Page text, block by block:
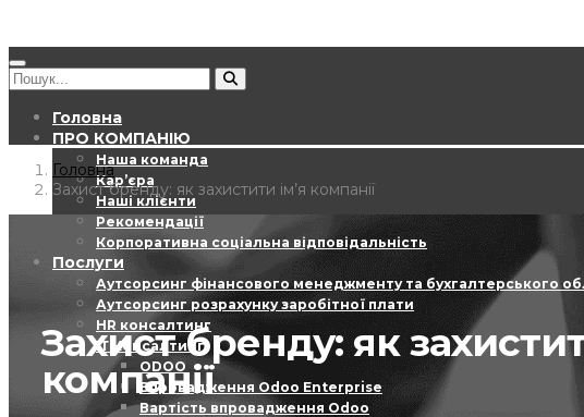
Головна
ПРО КОМПАНІЮ
Наша команда
Кар’єра
Наші клієнти
Рекомендації
Корпоративна соціальна відповідальність
Послуги
Аутсорсинг фінансового менеджменту та бухгалтерського
Аутсорсинг розрахунку заробітної плати
HR консалтинг
ІТ Консалтинг
ODOO
Впровадження Odoo Enterprise
Вартість впровадження Odoo
Головна
Захист бренду: як захистити ім’я компанії
Захист бренду: як
компанії